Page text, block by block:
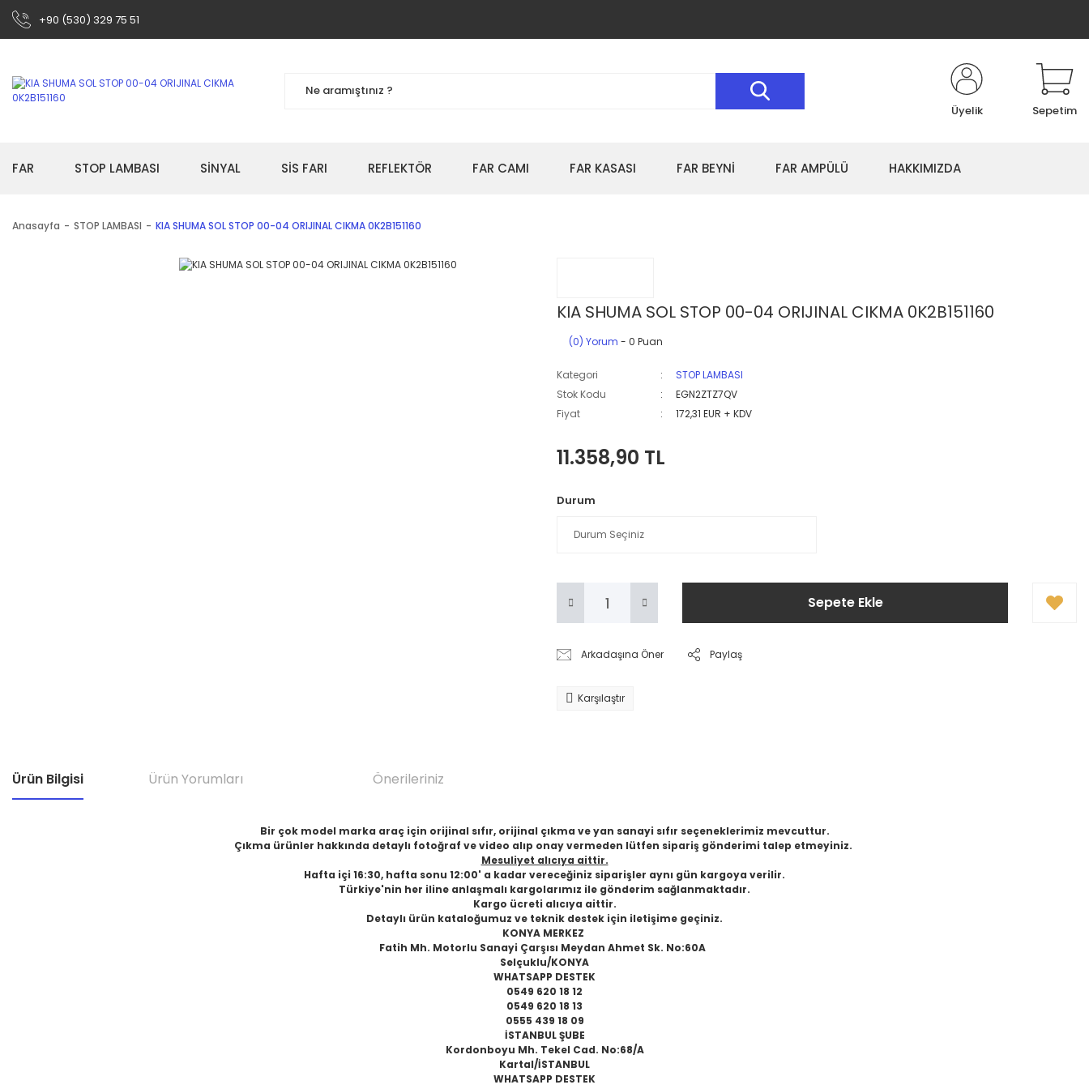
+90 (530) 329 75 51
Üyelik Sepetim
FAR STOP LAMBASI SİNYAL SİS FARI REFLEKTÖR FAR CAMI FAR KASASI FAR BEYNİ FAR AMPÜLÜ HAKKIMIZDA
Anasayfa STOP LAMBASI KIA SHUMA SOL STOP 00-04 ORIJINAL CIKMA 0K2B151160
KIA SHUMA SOL STOP 00-04 ORIJINAL CIKMA 0K2B151160
(0) Yorum - 0 Puan
Kategori
STOP LAMBASI
Stok Kodu
EGN2ZTZ7QV
Fiyat
172,31 EUR + KDV
11.358,90 TL
Durum
Sepete Ekle
Arkadaşına Öner Paylaş
Karşılaştır
Ürün Bilgisi Ürün Yorumları Önerileriniz
Bir çok model marka araç için orijinal sıfır, orijinal çıkma ve yan sanayi sıfır seçeneklerimiz mevcuttur.
Çıkma ürünler hakkında detaylı fotoğraf ve video alıp onay vermeden lütfen sipariş gönderimi talep etmeyiniz.
Mesuliyet alıcıya aittir.
Hafta içi 16:30, hafta sonu 12:00' a kadar vereceğiniz siparişler aynı gün kargoya verilir.
Türkiye'nin her iline anlaşmalı kargolarımız ile gönderim sağlanmaktadır.
Kargo ücreti alıcıya aittir.
Detaylı ürün kataloğumuz ve teknik destek için iletişime geçiniz.
KONYA MERKEZ
Fatih Mh. Motorlu Sanayi Çarşısı Meydan Ahmet Sk. No:60A
Selçuklu/KONYA
WHATSAPP DESTEK
0549 620 18 12
0549 620 18 13
0555 439 18 09
İSTANBUL ŞUBE
Kordonboyu Mh. Tekel Cad. No:68/A
Kartal/İSTANBUL
WHATSAPP DESTEK